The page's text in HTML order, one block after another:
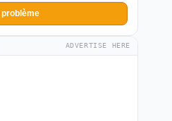
ADVERTISE HERE